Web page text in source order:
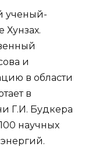
ученый-
Хунзах.
и
в области
в
Г.И. Будкера
научных